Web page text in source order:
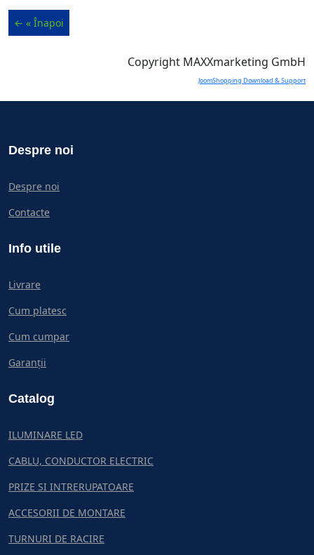
Copyright MAXXmarketing GmbH
JoomShopping Download & Support
Despre noi
Despre noi
Contacte
Info utile
Livrare
Cum platesc
Cum cumpar
Garanții
Catalog
ILUMINARE LED
CABLU, CONDUCTOR ELECTRIC
PRIZE SI INTRERUPATOARE
ACCESORII DE MONTARE
TURNURI DE RACIRE